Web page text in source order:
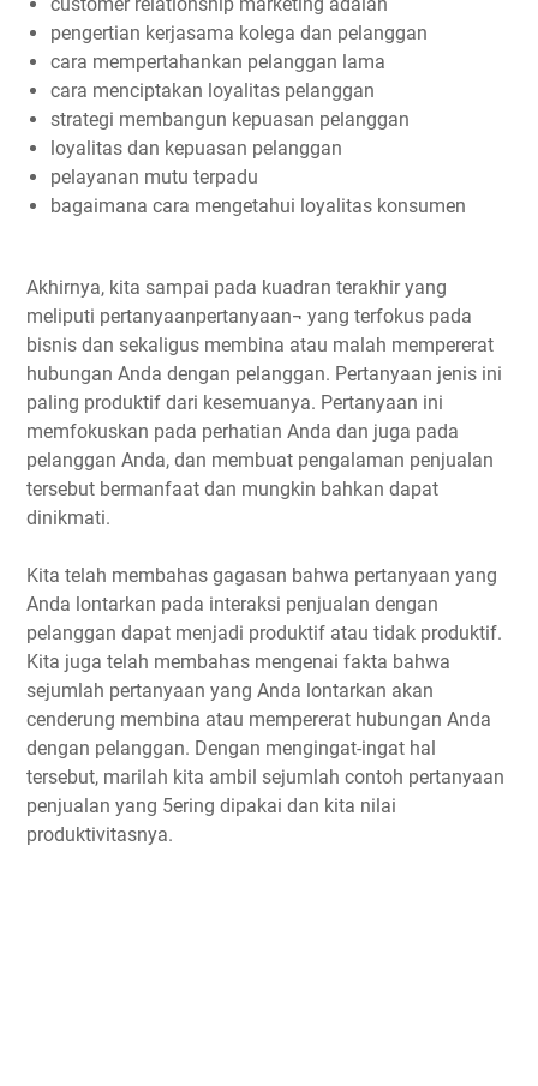
pengertian kerjasama kolega dan pelanggan
cara mempertahankan pelanggan lama
cara menciptakan loyalitas pelanggan
strategi membangun kepuasan pelanggan
loyalitas dan kepuasan pelanggan
pelayanan mutu terpadu
bagaimana cara mengetahui loyalitas konsumen
Akhirnya, kita sampai pada kuadran terakhir yang
meliputi pertanyaanpertanyaan¬ yang terfokus pada
bisnis dan sekaligus membina atau malah mempererat
hubungan Anda dengan pelanggan. Pertanyaan jenis ini
paling produktif dari kesemuanya. Pertanyaan ini
memfokuskan pada perhatian Anda dan juga pada
pelanggan Anda, dan membuat pengalaman penjualan
tersebut bermanfaat dan mungkin bahkan dapat
dinikmati.
Kita telah membahas gagasan bahwa pertanyaan yang
Anda lontarkan pada interaksi penjualan dengan
pelanggan dapat menjadi produktif atau tidak produktif.
Kita juga telah membahas mengenai fakta bahwa
sejumlah pertanyaan yang Anda lontarkan akan
cenderung membina atau mempererat hubungan Anda
dengan pelanggan. Dengan mengingat-ingat hal
tersebut, marilah kita ambil sejumlah contoh pertanyaan
penjualan yang 5ering dipakai dan kita nilai
produktivitasnya.